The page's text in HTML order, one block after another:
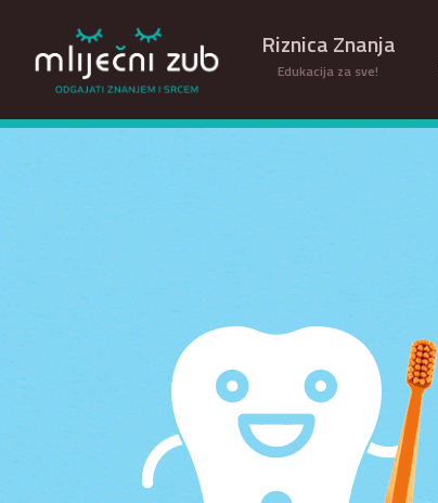
Riznica Znanja
Edukacija za sve!